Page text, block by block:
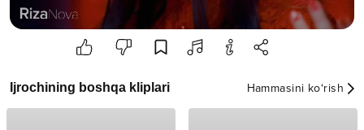
Ijrochining boshqa kliplari Hammasini ko‘rish